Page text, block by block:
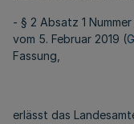
- § 2 Absatz 1
vom 5. Februar 2019 (
Fassung,
erlässt das